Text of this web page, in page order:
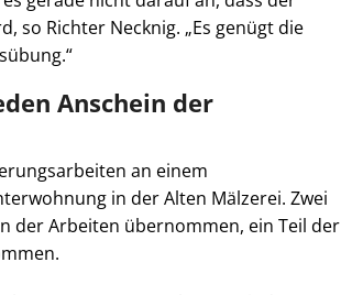
so Richter Necknig. „Es genügt die
Anschein der
an einem
in der Alten Mälzerei. Zwei
der Arbeiten übernommen, ein Teil der